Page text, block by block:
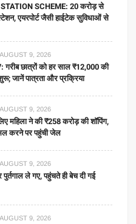
SCHEME: 20 करोड़ से
एयरपोर्ट जैसी हाईटेक सुविधाओं से
AUGUST 9, 2026
छात्रों को हर साल ₹12,000 की
जानें पात्रता और प्रक्रिया
AUGUST 9, 2026
महिला ने की ₹258 करोड़ की शॉपिंग,
करने पर पहुंची जेल
AUGUST 9, 2026
ले गए, पहुंचते ही बेच दी गई
AUGUST 9, 2026